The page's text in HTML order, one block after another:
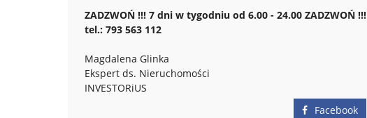
ZADZWOŃ !!! 7 dni w tygodniu od 6.00 - 24.00 ZADZWOŃ !!!
tel.: 793 563 112
Magdalena Glinka
Ekspert ds. Nieruchomości
INVESTORiUS
Facebook